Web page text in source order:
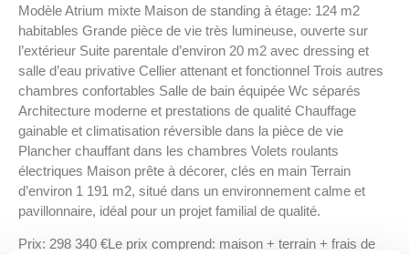
Modèle Atrium mixte Maison de standing à étage: 124 m2
habitables Grande pièce de vie très lumineuse, ouverte sur
l’extérieur Suite parentale d’environ 20 m2 avec dressing et
salle d’eau privative Cellier attenant et fonctionnel Trois autres
chambres confortables Salle de bain équipée Wc séparés
Architecture moderne et prestations de qualité Chauffage
gainable et climatisation réversible dans la pièce de vie
Plancher chauffant dans les chambres Volets roulants
électriques Maison prête à décorer, clés en main Terrain
d’environ 1 191 m2, situé dans un environnement calme et
pavillonnaire, idéal pour un projet familial de qualité.
Prix: 298 340 €Le prix comprend: maison + terrain + frais de